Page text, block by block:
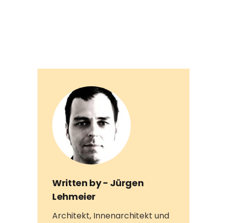
Written by - Jürgen
Lehmeier
Architekt, Innenarchitekt und